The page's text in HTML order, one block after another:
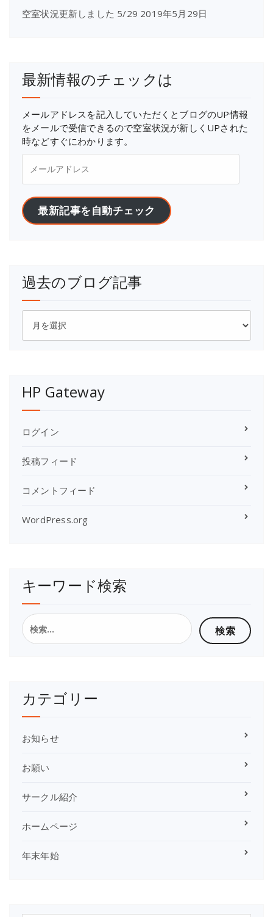
空室状況更新しました 5/29 2019年5月29日
最新情報のチェックは
メールアドレスを記入していただくとブログのUP情報
をメールで受信できるので空室状況が新しくUPされた
時などすぐにわかります。
ー
ル
ア
ド
レ
最新記事を自動チェック
過去のブログ記事
の
記
HP Gateway
ログイン
投稿フィード
コメントフィード
WordPress.org
キーワード検索
検
索:
カテゴリー
お知らせ
お願い
サークル紹介
ホームページ
年末年始